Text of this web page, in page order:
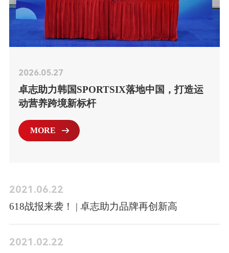
2026.05.27
卓志助力韩国SPORTSIX落地中国，打造运
动营养跨境新标杆
MORE
2021.06.22
618战报来袭！ | 卓志助力品牌再创新高
2021.02.22